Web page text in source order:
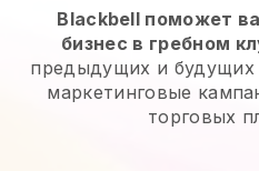
Blackbell поможет
бизнес в гребном
предыдущих и будущих
маркетинговые
торговых